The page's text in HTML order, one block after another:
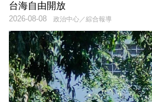
台海自由開放
政治中心／綜合報導
2026-08-08